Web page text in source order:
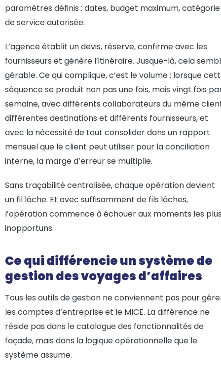
paramètres définis : dates, budget maximum, catégorie
de service autorisée.
L’agence établit un devis, réserve, confirme avec les
fournisseurs et génère l’itinéraire. Jusque-là, cela
gérable. Ce qui complique, c’est le volume : lorsque
séquence se produit non pas une fois, mais vingt fois
semaine, avec différents collaborateurs du même
différentes destinations et différents fournisseurs, et
avec la nécessité de tout consolider dans un rapport
mensuel que le client peut utiliser pour la conciliation
interne, la marge d’erreur se multiplie.
Sans traçabilité centralisée, chaque opération devient
un fil lâche. Et avec suffisamment de fils lâches,
l’opération commence à échouer aux moments les
inopportuns.
Ce qui différencie un système de
gestion des voyages d’affaires
Tous les outils de gestion ne conviennent pas pour
les comptes d’entreprise et le MICE. La différence ne
réside pas dans le catalogue des fonctionnalités de
façade, mais dans la logique opérationnelle que le
système assume.